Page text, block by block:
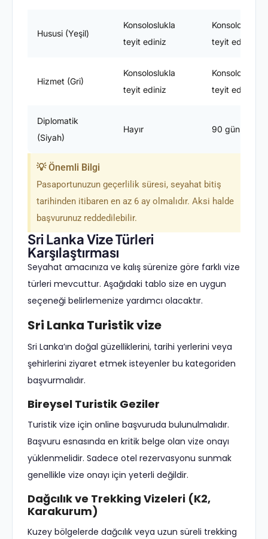
Hususi (Yeşil)
Konsoloslukla
teyit ediniz
Konsoloslukla
teyit ediniz
Hizmet (Gri)
Konsoloslukla
teyit ediniz
Konsoloslukla
teyit ediniz
Diplomatik
(Siyah)
Hayır 90 gün
💡 Önemli Bilgi
Pasaportunuzun geçerlilik süresi, seyahat bitiş
tarihinden itibaren en az 6 ay olmalıdır. Aksi halde
başvurunuz reddedilebilir.
Sri Lanka Vize Türleri
Karşılaştırması
Seyahat amacınıza ve kalış sürenize göre farklı vize
türleri mevcuttur. Aşağıdaki tablo size en uygun
seçeneği belirlemenize yardımcı olacaktır.
Sri Lanka Turistik vize
Sri Lanka’ın doğal güzelliklerini, tarihi yerlerini veya
şehirlerini ziyaret etmek isteyenler bu kategoriden
başvurmalıdır.
Bireysel Turistik Geziler
Turistik vize için online başvuruda bulunulmalıdır.
Başvuru esnasında en kritik belge olan vize onayı
yüklenmelidir. Sadece otel rezervasyonu sunmak
genellikle vize onayı için yeterli değildir.
Dağcılık ve Trekking Vizeleri (K2,
Karakurum)
Kuzey bölgelerde dağcılık veya uzun süreli trekking